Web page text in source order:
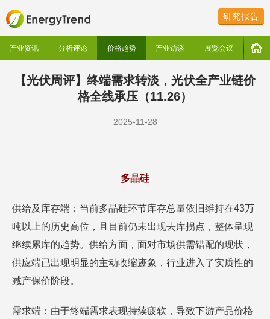
研究报告
产业资讯 分析评论 价格趋势 产业访谈 展览会议
【光伏周评】终端需求转淡，光伏全产业链价
格全线承压（11.26）
2025-11-28
多晶硅
供给及库存端：当前多晶硅环节库存总量依旧维持在43万
吨以上的历史高位，且目前仍未出现去库拐点，整体呈现
继续累库的趋势。供给方面，面对市场供需错配的现状，
供应端已出现明显的主动收缩迹象，行业进入了实质性的
减产保价阶段。
需求端：由于终端需求表现持续疲软，导致下游产品价格